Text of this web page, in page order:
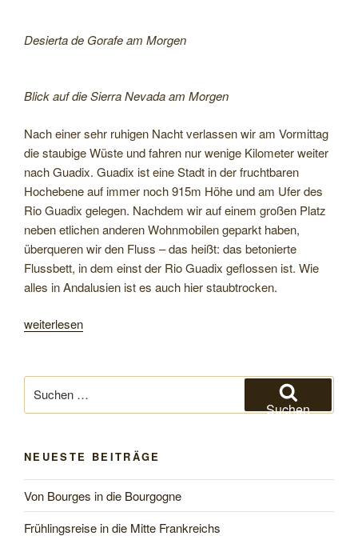
Desierta de Gorafe am Morgen
Blick auf die Sierra Nevada am Morgen
Nach einer sehr ruhigen Nacht verlassen wir am Vormittag
die staubige Wüste und fahren nur wenige Kilometer weiter
nach Guadix. Guadix ist eine Stadt in der fruchtbaren
Hochebene auf immer noch 915m Höhe und am Ufer des
Rio Guadix gelegen. Nachdem wir auf einem großen Platz
neben etlichen anderen Wohnmobilen geparkt haben,
überqueren wir den Fluss – das heißt: das betonierte
Flussbett, in dem einst der Rio Guadix geflossen ist. Wie
alles in Andalusien ist es auch hier staubtrocken.
„Nach
entlang
der
Algarve
Westen“
weiterlesen
nach:
Suchen
NEUESTE BEITRÄGE
Von Bourges in die Bourgogne
Frühlingsreise in die Mitte Frankreichs